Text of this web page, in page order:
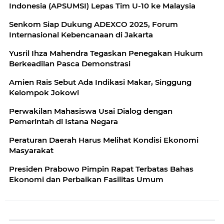
Indonesia (APSUMSI) Lepas Tim U-10 ke Malaysia
Senkom Siap Dukung ADEXCO 2025, Forum
Internasional Kebencanaan di Jakarta
Yusril Ihza Mahendra Tegaskan Penegakan Hukum
Berkeadilan Pasca Demonstrasi
Amien Rais Sebut Ada Indikasi Makar, Singgung
Kelompok Jokowi
Perwakilan Mahasiswa Usai Dialog dengan
Pemerintah di Istana Negara
Peraturan Daerah Harus Melihat Kondisi Ekonomi
Masyarakat
Presiden Prabowo Pimpin Rapat Terbatas Bahas
Ekonomi dan Perbaikan Fasilitas Umum